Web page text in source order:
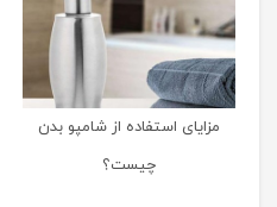
مزایای استفاده از شامپو بدن
چیست؟